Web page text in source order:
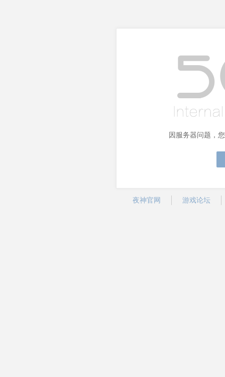
因服务器问题，
夜神官网 游戏论坛